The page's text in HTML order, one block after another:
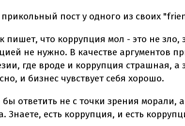
пост у одного из своих
пишет, что коррупция мол - это не зло,
не нужно. В качестве аргументов
где вроде и коррупция страшная, а
и бизнес чувствует себя хорошо.
бы ответить не с точки зрения морали,
Знаете, есть коррупция, и есть